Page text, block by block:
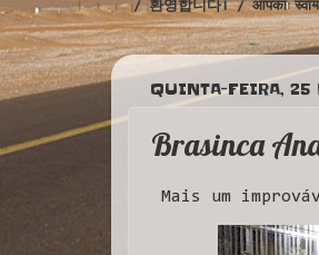
/ 환영합니다! / आपका
QUINTA-FEIRA, 25
Brasinca
Mais um